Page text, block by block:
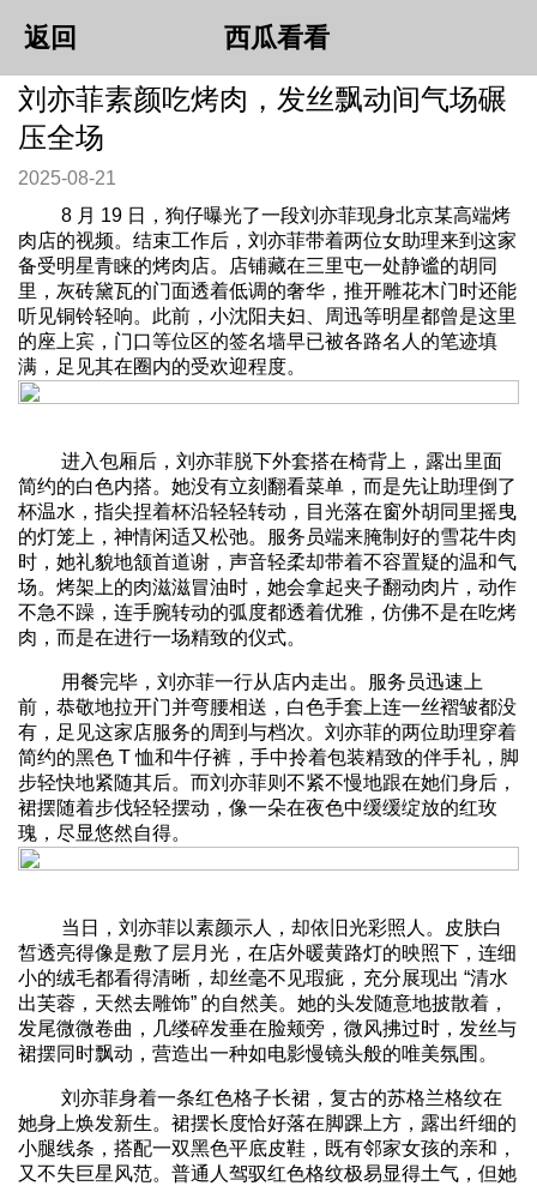
返回 西瓜看看
刘亦菲素颜吃烤肉，发丝飘动间气场碾
压全场
2025-08-21
8 月 19 日，狗仔曝光了一段刘亦菲现身北京某高端烤
肉店的视频。结束工作后，刘亦菲带着两位女助理来到这家
备受明星青睐的烤肉店。店铺藏在三里屯一处静谧的胡同
里，灰砖黛瓦的门面透着低调的奢华，推开雕花木门时还能
听见铜铃轻响。此前，小沈阳夫妇、周迅等明星都曾是这里
的座上宾，门口等位区的签名墙早已被各路名人的笔迹填
满，足见其在圈内的受欢迎程度。
进入包厢后，刘亦菲脱下外套搭在椅背上，露出里面
简约的白色内搭。她没有立刻翻看菜单，而是先让助理倒了
杯温水，指尖捏着杯沿轻轻转动，目光落在窗外胡同里摇曳
的灯笼上，神情闲适又松弛。服务员端来腌制好的雪花牛肉
时，她礼貌地颔首道谢，声音轻柔却带着不容置疑的温和气
场。烤架上的肉滋滋冒油时，她会拿起夹子翻动肉片，动作
不急不躁，连手腕转动的弧度都透着优雅，仿佛不是在吃烤
肉，而是在进行一场精致的仪式。
用餐完毕，刘亦菲一行从店内走出。服务员迅速上
前，恭敬地拉开门并弯腰相送，白色手套上连一丝褶皱都没
有，足见这家店服务的周到与档次。刘亦菲的两位助理穿着
简约的黑色 T 恤和牛仔裤，手中拎着包装精致的伴手礼，脚
步轻快地紧随其后。而刘亦菲则不紧不慢地跟在她们身后，
裙摆随着步伐轻轻摆动，像一朵在夜色中缓缓绽放的红玫
瑰，尽显悠然自得。
当日，刘亦菲以素颜示人，却依旧光彩照人。皮肤白
皙透亮得像是敷了层月光，在店外暖黄路灯的映照下，连细
小的绒毛都看得清晰，却丝毫不见瑕疵，充分展现出 “清水
出芙蓉，天然去雕饰” 的自然美。她的头发随意地披散着，
发尾微微卷曲，几缕碎发垂在脸颊旁，微风拂过时，发丝与
裙摆同时飘动，营造出一种如电影慢镜头般的唯美氛围。
刘亦菲身着一条红色格子长裙，复古的苏格兰格纹在
她身上焕发新生。裙摆长度恰好落在脚踝上方，露出纤细的
小腿线条，搭配一双黑色平底皮鞋，既有邻家女孩的亲和，
又不失巨星风范。普通人驾驭红色格纹极易显得土气，但她